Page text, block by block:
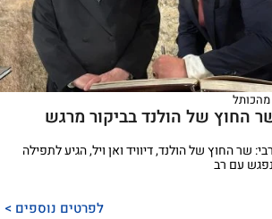
מהכותל
החוץ של הולנד בביקור מרגש
שר החוץ של הולנד, דיוויד ואן ויל, הגיע לתפילה
עם רב
לפרטים נוספים >